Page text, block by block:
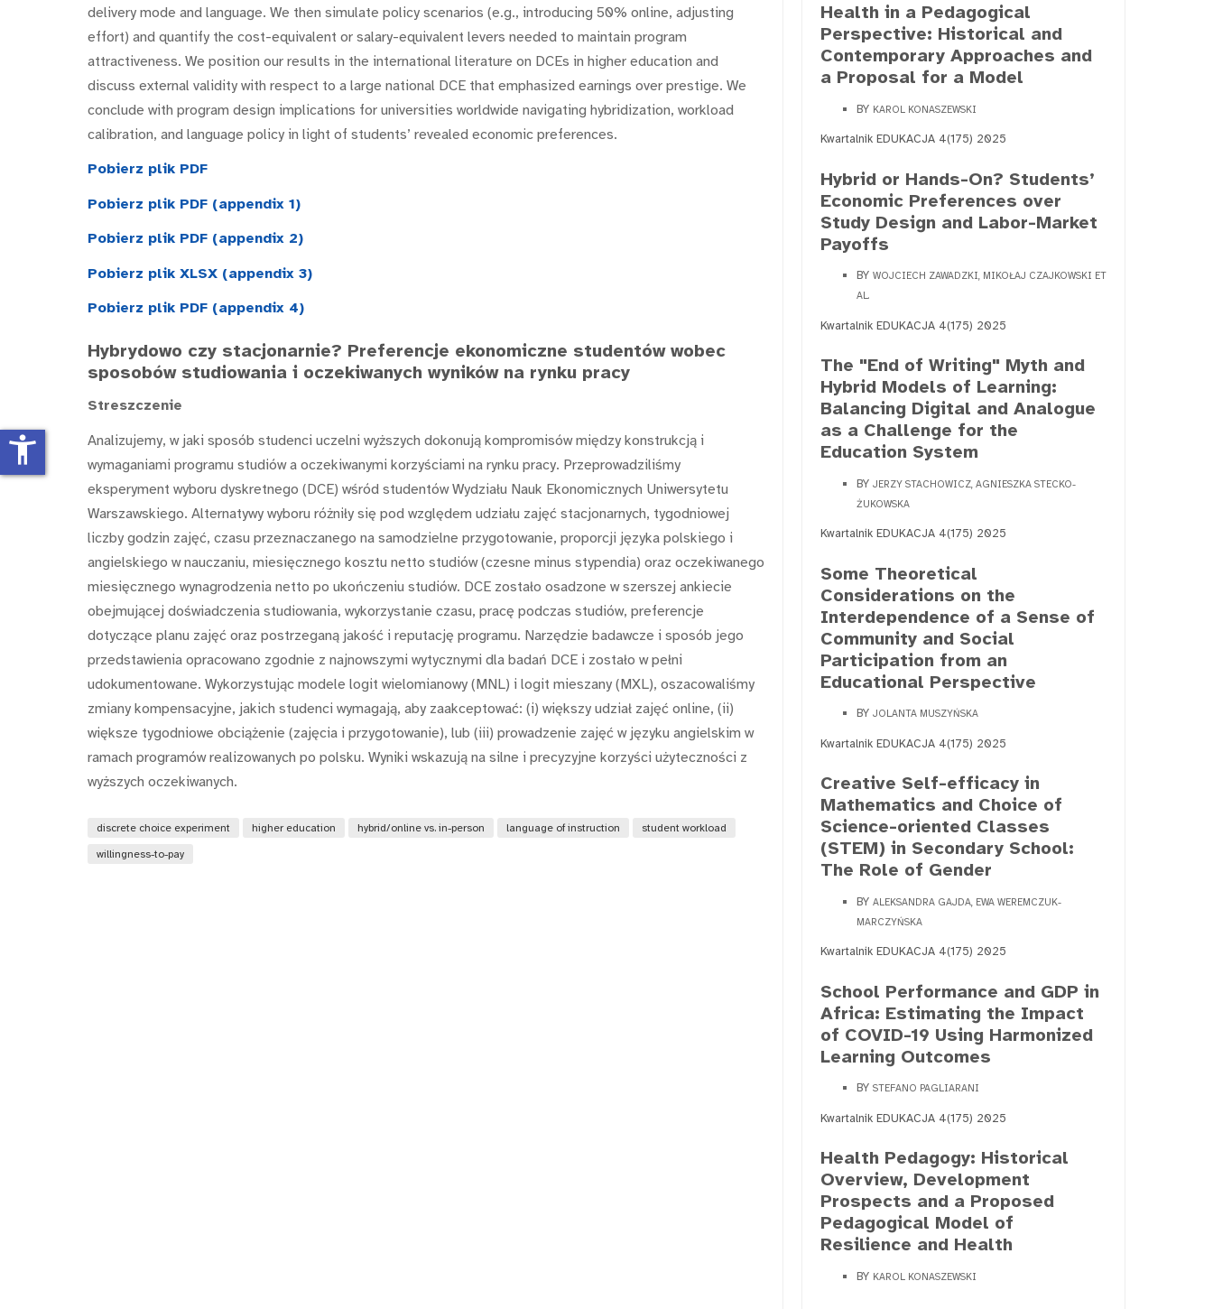
delivery mode and language. We then simulate policy scenarios (e.g., introducing 50% online, adjusting
effort) and quantify the cost-equivalent or salary-equivalent levers needed to maintain program
attractiveness. We position our results in the international literature on DCEs in higher education and
discuss external validity with respect to a large national DCE that emphasized earnings over prestige. We
conclude with program design implications for universities worldwide navigating hybridization, workload
calibration, and language policy in light of students’ revealed economic preferences.
Pobierz plik PDF
Pobierz plik PDF (appendix 1)
Pobierz plik PDF (appendix 2)
Pobierz plik XLSX (appendix 3)
Pobierz plik PDF (appendix 4)
Hybrydowo czy stacjonarnie? Preferencje ekonomiczne studentów wobec
sposobów studiowania i oczekiwanych wyników na rynku pracy
Streszczenie
Analizujemy, w jaki sposób studenci uczelni wyższych dokonują kompromisów między konstrukcją i
wymaganiami programu studiów a oczekiwanymi korzyściami na rynku pracy. Przeprowadziliśmy
eksperyment wyboru dyskretnego (DCE) wśród studentów Wydziału Nauk Ekonomicznych Uniwersytetu
Warszawskiego. Alternatywy wyboru różniły się pod względem udziału zajęć stacjonarnych, tygodniowej
liczby godzin zajęć, czasu przeznaczanego na samodzielne przygotowanie, proporcji języka polskiego i
angielskiego w nauczaniu, miesięcznego kosztu netto studiów (czesne minus stypendia) oraz oczekiwanego
miesięcznego wynagrodzenia netto po ukończeniu studiów. DCE zostało osadzone w szerszej ankiecie
obejmującej doświadczenia studiowania, wykorzystanie czasu, pracę podczas studiów, preferencje
dotyczące planu zajęć oraz postrzeganą jakość i reputację programu. Narzędzie badawcze i sposób jego
przedstawienia opracowano zgodnie z najnowszymi wytycznymi dla badań DCE i zostało w pełni
udokumentowane. Wykorzystując modele logit wielomianowy (MNL) i logit mieszany (MXL), oszacowaliśmy
zmiany kompensacyjne, jakich studenci wymagają, aby zaakceptować: (i) większy udział zajęć online, (ii)
większe tygodniowe obciążenie (zajęcia i przygotowanie), lub (iii) prowadzenie zajęć w języku angielskim w
ramach programów realizowanych po polsku. Wyniki wskazują na silne i precyzyjne korzyści użyteczności z
wyższych oczekiwanych.
discrete choice experiment higher education hybrid/online vs. in-person language of instruction student workload
willingness-to-pay
Health in a Pedagogical
Perspective: Historical and
Contemporary Approaches and
a Proposal for a Model
BY KAROL KONASZEWSKI
Kwartalnik EDUKACJA 4(175) 2025
Hybrid or Hands-On? Students’
Economic Preferences over
Study Design and Labor-Market
Payoffs
BY WOJCIECH ZAWADZKI, MIKOŁAJ CZAJKOWSKI ET
AL.
Kwartalnik EDUKACJA 4(175) 2025
The "End of Writing" Myth and
Hybrid Models of Learning:
Balancing Digital and Analogue
as a Challenge for the
Education System
BY JERZY STACHOWICZ, AGNIESZKA STECKO-
ŻUKOWSKA
Kwartalnik EDUKACJA 4(175) 2025
Some Theoretical
Considerations on the
Interdependence of a Sense of
Community and Social
Participation from an
Educational Perspective
BY JOLANTA MUSZYŃSKA
Kwartalnik EDUKACJA 4(175) 2025
Creative Self-efficacy in
Mathematics and Choice of
Science-oriented Classes
(STEM) in Secondary School:
The Role of Gender
BY ALEKSANDRA GAJDA, EWA WEREMCZUK-
MARCZYŃSKA
Kwartalnik EDUKACJA 4(175) 2025
School Performance and GDP in
Africa: Estimating the Impact
of COVID-19 Using Harmonized
Learning Outcomes
BY STEFANO PAGLIARANI
Kwartalnik EDUKACJA 4(175) 2025
Health Pedagogy: Historical
Overview, Development
Prospects and a Proposed
Pedagogical Model of
Resilience and Health
BY KAROL KONASZEWSKI
accessibility_new